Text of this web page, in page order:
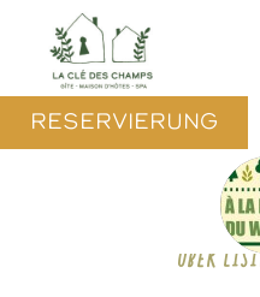
RESERVIERUNG
ÜBER